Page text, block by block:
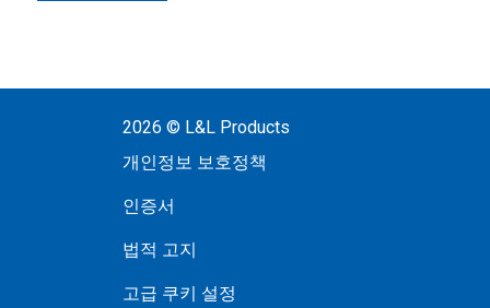
2026 © L&L Products
개인정보 보호정책
인증서
법적 고지
고급 쿠키 설정